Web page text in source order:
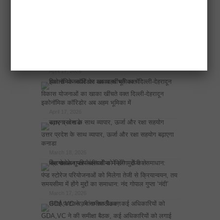
April 17, 2026
विकास योजनाओं का खाका खींचते वक्त दिल्ली-देहरादून
इकोनॉमिक कॉरिडोर अब अहम भूमिका में
उत्तर प्रदेश के साथ व्यापार, ऊर्जा और रक्षा सहयोग बढ़ाएगा
कनाडा
पंप्ड स्टोरेज परियोजनाओं को मिलेगा तेजी से क्रियान्वयन, तय
समयसीमा में होंगे मुद्दों का समाधान: नंद गोपाल गुप्ता ‘नंदी’
GDA,VC ने की समीक्षा बैठक, कई अधिकारियों को लगाई